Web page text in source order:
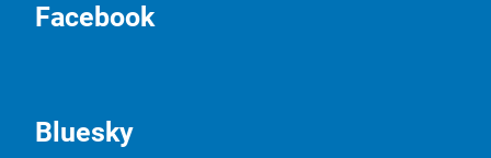
Facebook
Bluesky